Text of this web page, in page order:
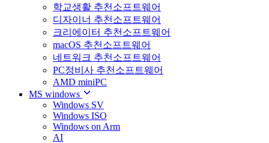
학교생활 추천소프트웨어
디자이너 추천소프트웨어
크리에이터 추천소프트웨어
macOS 추천소프트웨어
네트워크 추천소프트웨어
PC정비사 추천소프트웨어
AMD miniPC
MS windows
Windows SV
Windows ISO
Windows on Arm
AI